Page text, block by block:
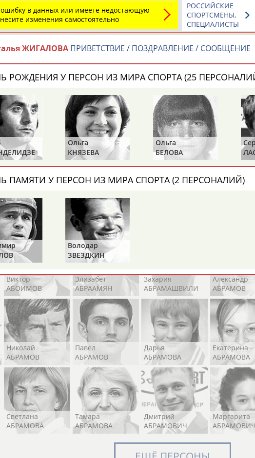
Артур
АБДРАХМАНОВ
Каримжан
АБДРАХМАНОВ
АБДРАХМАНОВА
Андрей
Камалудин
АБДУЛДАУДОВ
Абдула
АБДУЛЖАЛИЛОВ
Магомед
АБДУЛКАГИРОВ
АБДУЛЛАЕВ
о хорошо известном спортсмене, тренере, специалисте или
знать своих героев! Герои спорта - это одни из главных
Адлан
АБДУРАШИДОВ
Рустам
АБДУРАШИДОВ
Виктор
АБОИМОВ
Элизабет
АБРААМЯН
Захария
АБРАМАШВИЛИ
Александр
АБРАМОВ
Николай
АБРАМОВ
Павел
АБРАМОВ
Дарья
АБРАМОВА
Екатерина
АБРАМОВА
Светлана
АБРАМОВА
Тамара
АБРАМОВА
Дмитрий
АБРАМОВИЧ
Маргарита
АБРАМОВИЧ
в данных или имеете недостающую
изменения самостоятельно
РОССИЙСКИЕ
СПОРТСМЕНЫ,
СПЕЦИАЛИСТЫ
ЖИГАЛОВА ПРИВЕТСТВИЕ / ПОЗДРАВЛЕНИЕ / СООБЩЕНИЕ
РОЖДЕНИЯ У ПЕРСОН ИЗ МИРА СПОРТА (25
Ольга
КНЯЗЕВА
Ольга
БЕЛОВА
ПАМЯТИ У ПЕРСОН ИЗ МИРА СПОРТА (2 ПЕРСОНАЛИЙ)
Володар
ЗВЕЗДКИН